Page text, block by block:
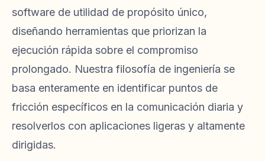
software de utilidad de propósito único,
diseñando herramientas que priorizan la
ejecución rápida sobre el compromiso
prolongado. Nuestra filosofía de ingeniería se
basa enteramente en identificar puntos de
fricción específicos en la comunicación diaria y
resolverlos con aplicaciones ligeras y altamente
dirigidas.